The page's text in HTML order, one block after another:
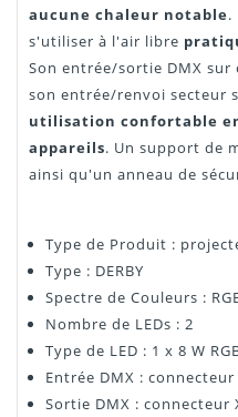
aucune chaleur notable.
s'utiliser à l'air libre
Son entrée/sortie DMX sur
son entrée/renvoi secteur
utilisation confortable
appareils. Un support de
ainsi qu'un anneau de
Type de Produit :
Type : DERBY
Spectre de Couleurs :
Nombre de LEDs : 2
Type de LED : 1 x 8 W
Entrée DMX :
Sortie DMX : connecteur